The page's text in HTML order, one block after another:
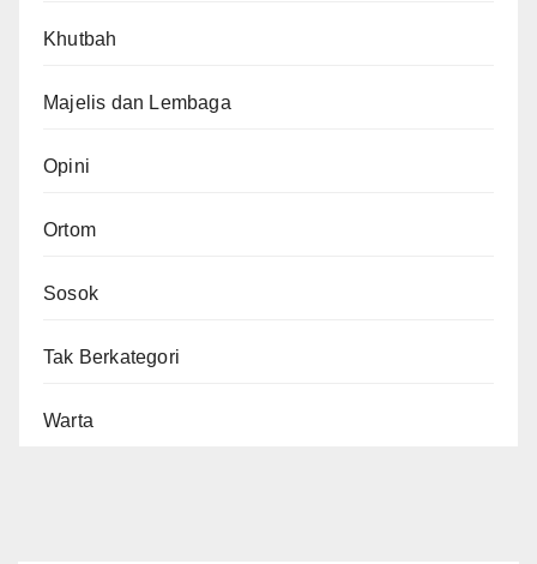
Khutbah
Majelis dan Lembaga
Opini
Ortom
Sosok
Tak Berkategori
Warta